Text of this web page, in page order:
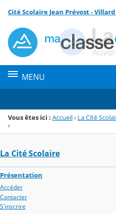
Menu de la rubrique
Contenu
Cité Scolaire Jean Prévost -
MENU
Vous êtes ici : Accueil› La Cité
›
La Cité Scolaire
Présentation
Accéder
Contacter
S'inscrire